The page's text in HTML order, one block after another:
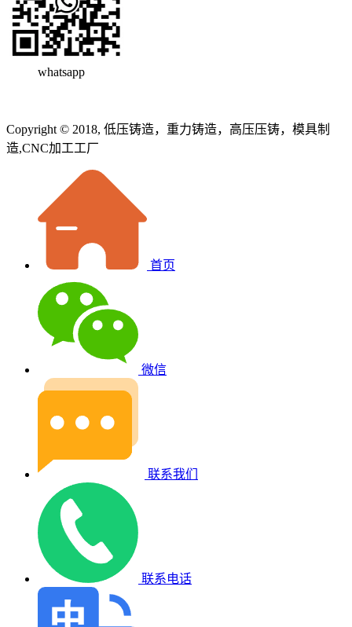
whatsapp
Copyright © 2018, 低压铸造，重力铸造，高压压铸，模具制
造,CNC加工工厂
首页
微信
联系我们
联系电话